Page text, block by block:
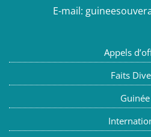
E-mail:
Appels
Faits
Guinée